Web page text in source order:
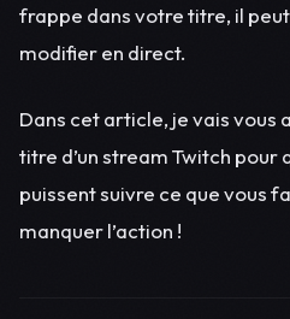
frappe dans votre titre, il
modifier en direct.
Dans cet article, je vais vous
titre d’un stream Twitch pour
puissent suivre ce que vous
manquer l’action !